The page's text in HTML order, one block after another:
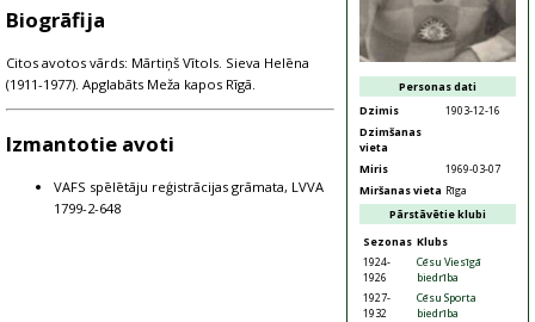
Personas dati
Dzimis
1903-12-16
Dzimšanas
vieta
Miris
1969-03-07
Miršanas vieta Rīga
Pārstāvētie klubi
Sezonas Klubs
1924-
1926
Cēsu Viesīgā
biedrība
1927-
1932
Cēsu Sporta
biedrība
Biogrāfija
Citos avotos vārds: Mārtiņš Vītols. Sieva Helēna
(1911-1977). Apglabāts Meža kapos Rīgā.
Izmantotie avoti
VAFS spēlētāju reģistrācijas grāmata, LVVA
1799-2-648